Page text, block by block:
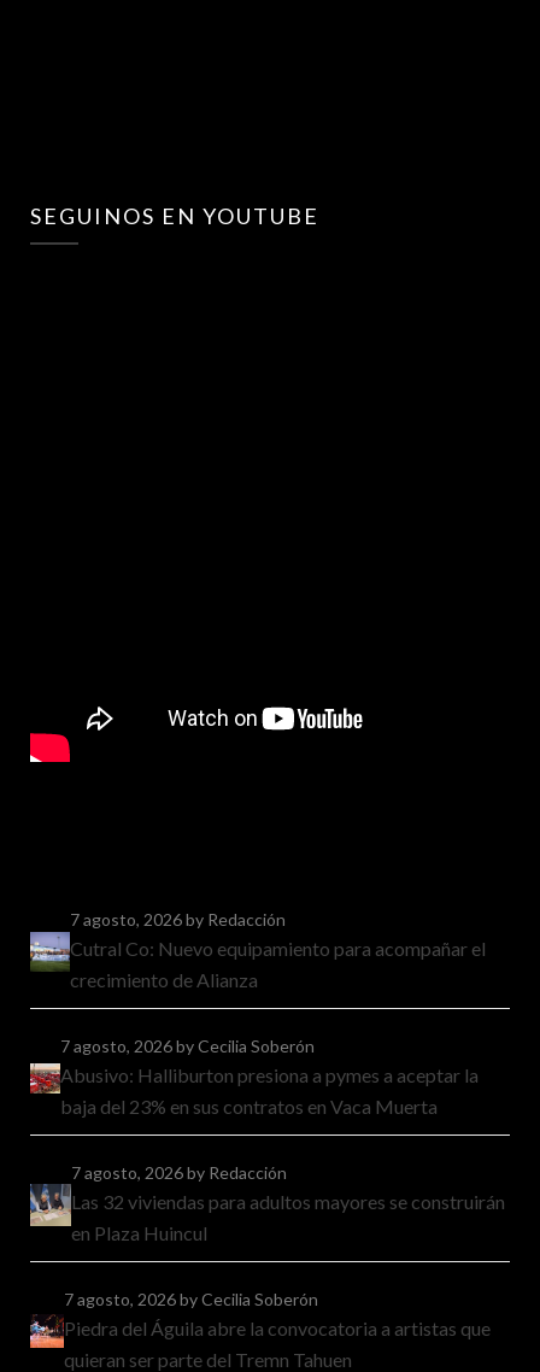
SEGUINOS EN YOUTUBE
7 agosto, 2026by Redacción
Cutral Co: Nuevo equipamiento para acompañar el
crecimiento de Alianza
7 agosto, 2026by Cecilia Soberón
Abusivo: Halliburton presiona a pymes a aceptar la
baja del 23% en sus contratos en Vaca Muerta
7 agosto, 2026by Redacción
Las 32 viviendas para adultos mayores se construirán
en Plaza Huincul
7 agosto, 2026by Cecilia Soberón
Piedra del Águila abre la convocatoria a artistas que
quieran ser parte del Tremn Tahuen